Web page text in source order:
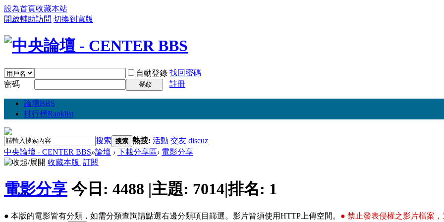
設為首頁收藏本站
開啟輔助訪問 切換到寬版
自動登錄 找回密碼
密碼
登錄 註冊
論壇BBS
排行榜Ranklist
搜索 搜索 熱搜: 活動 交友 discuz
中央論壇 - CENTER BBS»論壇 › 下載分享區› 電影分享
收藏本版 |訂閱
電影分享 今日: 4488 |主題: 7014|排名: 1
● 本版的電影皆有分類，如需分類查詢請點選右邊分類項目篩選。影片皆須使用HTTP上傳空間。 ● 禁止發表侵權之影片檔案，